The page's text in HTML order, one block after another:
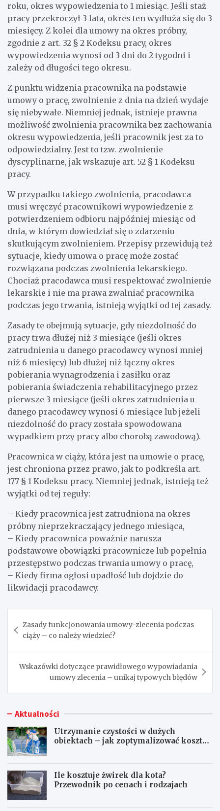
roku, okres wypowiedzenia to 1 miesiąc. Jeśli staż
pracy przekroczył 3 lata, okres ten wydłuża się do 3
miesięcy. Z kolei dla umowy na okres próbny,
zgodnie z art. 32 § 2 Kodeksu pracy, okres
wypowiedzenia wynosi od 3 dni do 2 tygodni i
zależy od długości tego okresu.
Z punktu widzenia pracownika na podstawie
umowy o pracę, zwolnienie z dnia na dzień wydaje
się niebywałe. Niemniej jednak, istnieje prawna
możliwość zwolnienia pracownika bez zachowania
okresu wypowiedzenia, jeśli pracownik jest za to
odpowiedzialny. Jest to tzw. zwolnienie
dyscyplinarne, jak wskazuje art. 52 § 1 Kodeksu
pracy.
W przypadku takiego zwolnienia, pracodawca
musi wręczyć pracownikowi wypowiedzenie z
potwierdzeniem odbioru najpóźniej miesiąc od
dnia, w którym dowiedział się o zdarzeniu
skutkującym zwolnieniem. Przepisy przewidują też
sytuacje, kiedy umowa o pracę może zostać
rozwiązana podczas zwolnienia lekarskiego.
Chociaż pracodawca musi respektować zwolnienie
lekarskie i nie ma prawa zwalniać pracownika
podczas jego trwania, istnieją wyjątki od tej zasady.
Zasady te obejmują sytuacje, gdy niezdolność do
pracy trwa dłużej niż 3 miesiące (jeśli okres
zatrudnienia u danego pracodawcy wynosi mniej
niż 6 miesięcy) lub dłużej niż łączny okres
pobierania wynagrodzenia i zasiłku oraz
pobierania świadczenia rehabilitacyjnego przez
pierwsze 3 miesiące (jeśli okres zatrudnienia u
danego pracodawcy wynosi 6 miesiące lub jeżeli
niezdolność do pracy została spowodowana
wypadkiem przy pracy albo chorobą zawodową).
Pracownica w ciąży, która jest na umowie o pracę,
jest chroniona przez prawo, jak to podkreśla art.
177 § 1 Kodeksu pracy. Niemniej jednak, istnieją też
wyjątki od tej reguły:
– Kiedy pracownica jest zatrudniona na okres
próbny nieprzekraczający jednego miesiąca,
– Kiedy pracownica poważnie narusza
podstawowe obowiązki pracownicze lub popełnia
przestępstwo podczas trwania umowy o pracę,
– Kiedy firma ogłosi upadłość lub dojdzie do
likwidacji pracodawcy.
wpisu
Zasady funkcjonowania umowy-zlecenia podczas
ciąży – co należy wiedzieć?
Wskazówki dotyczące prawidłowego wypowiadania
umowy zlecenia – unikaj typowych błędów
Aktualności
Utrzymanie czystości w dużych
obiektach – jak zoptymalizować koszty
Ile kosztuje żwirek dla kota?
Przewodnik po cenach i rodzajach